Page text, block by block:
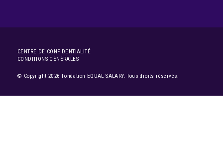
CENTRE DE CONFIDENTIALITÉ
CONDITIONS GÉNÉRALES
© Copyright 2026 Fondation EQUAL-SALARY. Tous droits réservés.